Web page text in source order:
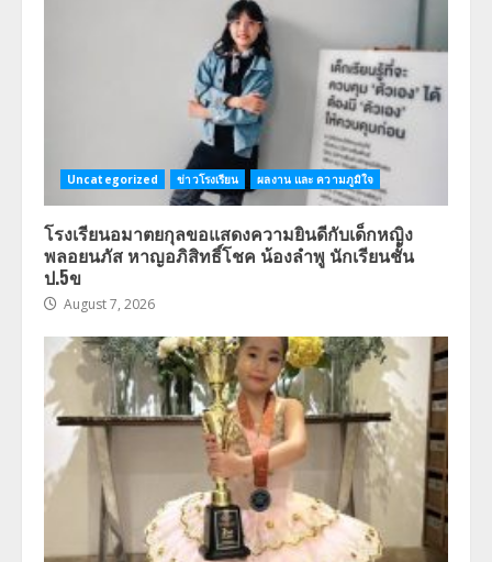
Uncategorized ข่าวโรงเรียน ผลงาน และ ความภูมิใจ
โรงเรียนอมาตยกุลขอแสดงความยินดีกับเด็กหญิง
พลอยนภัส หาญอภิสิทธิ์โชค น้องลำพู นักเรียนชั้น
ป.5ข
August 7, 2026